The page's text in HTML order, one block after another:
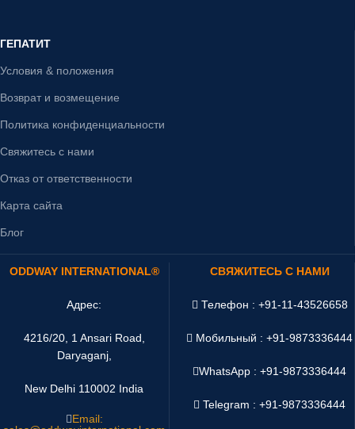
ГЕПАТИТ
Условия & положения
Возврат и возмещение
Политика конфиденциальности
Свяжитесь с нами
Отказ от ответственности
Карта сайта
Блог
ODDWAY INTERNATIONAL®
Адрес:
4216/20, 1 Ansari Road,
Daryaganj,
New Delhi 110002 India
Email:
СВЯЖИТЕСЬ С НАМИ
Телефон : +91-11-43526658
Мобильный : +91-9873336444
WhatsApp :+91-9873336444
Telegram : +91-9873336444